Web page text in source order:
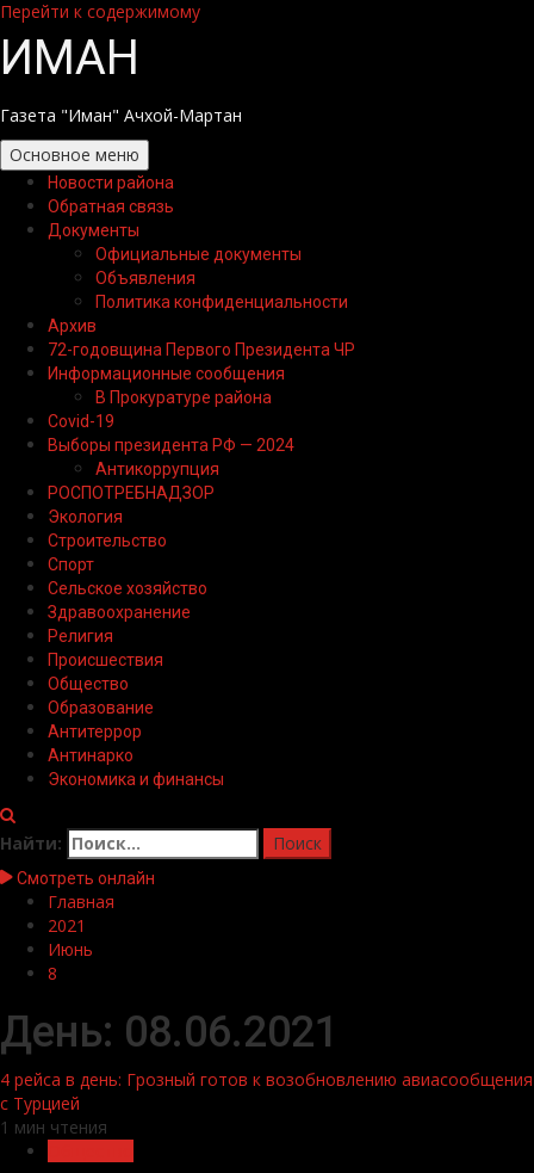
Перейти к содержимому
ИМАН
Газета "Иман" Ачхой-Мартан
Основное меню
Новости района
Обратная связь
Документы
Официальные документы
Объявления
Политика конфиденциальности
Архив
72-годовщина Первого Президента ЧР
Информационные сообщения
В Прокуратуре района
Covid-19
Выборы президента РФ — 2024
Антикоррупция
РОСПОТРЕБНАДЗОР
Экология
Строительство
Спорт
Сельское хозяйство
Здравоохранение
Религия
Происшествия
Общество
Образование
Антитеррор
Антинарко
Экономика и финансы
Найти:
Смотреть онлайн
Главная
2021
Июнь
8
День: 08.06.2021
4 рейса в день: Грозный готов к возобновлению авиасообщения
с Турцией
1 мин чтения